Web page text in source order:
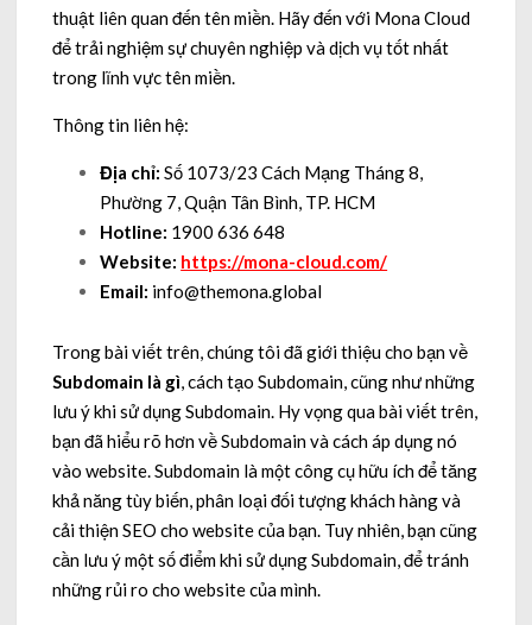
thuật liên quan đến tên miền. Hãy đến với Mona Cloud
để trải nghiệm sự chuyên nghiệp và dịch vụ tốt nhất
trong lĩnh vực tên miền.
Thông tin liên hệ:
Địa chỉ: Số 1073/23 Cách Mạng Tháng 8,
Phường 7, Quận Tân Bình, TP. HCM
Hotline: 1900 636 648
Website: https://mona-cloud.com/
Email: info@themona.global
Trong bài viết trên, chúng tôi đã giới thiệu cho bạn về
Subdomain là gì, cách tạo Subdomain, cũng như những
lưu ý khi sử dụng Subdomain. Hy vọng qua bài viết trên,
bạn đã hiểu rõ hơn về Subdomain và cách áp dụng nó
vào website. Subdomain là một công cụ hữu ích để tăng
khả năng tùy biến, phân loại đối tượng khách hàng và
cải thiện SEO cho website của bạn. Tuy nhiên, bạn cũng
cần lưu ý một số điểm khi sử dụng Subdomain, để tránh
những rủi ro cho website của mình.